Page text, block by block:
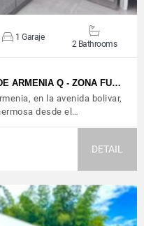
1 Garaje
2 Bathrooms
ARMENIA Q - ZONA FU…
en la avenida bolivar,
desde el…
DETAIL